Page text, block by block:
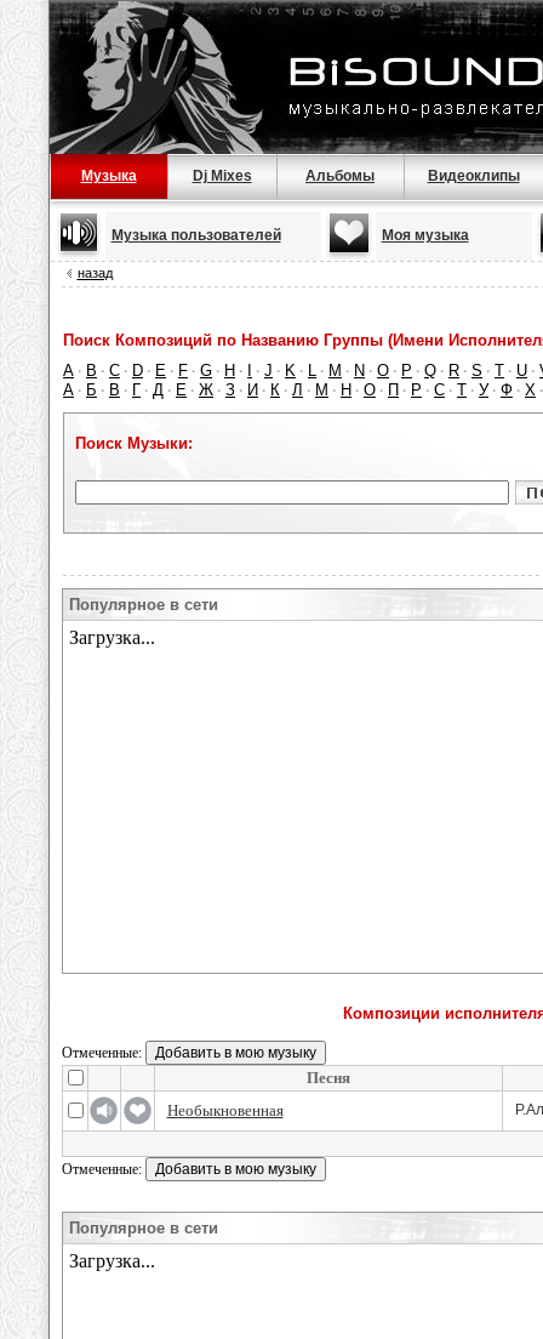
Музыка Dj Mixes Альбомы Видеоклипы
Музыка пользователей Моя музыка
назад
Поиск Композиций по Названию Группы (Имени
A · B · C · D · E · F · G · H · · J · K · L · M · N · O · P · Q · R · S · T · U ·
А · Б · В · Г · Д · Е · Ж · З · И · К · Л · М · Н · О · П · Р · С · Т · У · Ф · Х
Поиск Музыки:
Популярное в сети
Композиции
Отмеченные:
Песня
Необыкновенная
Отмеченные:
Популярное в сети